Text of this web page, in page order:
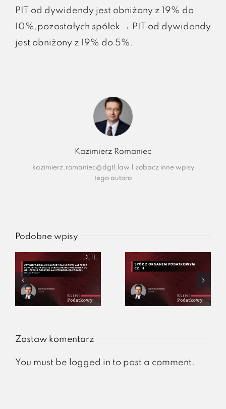
PIT od dywidendy jest obniżony z 19% do
10%,pozostałych spółek → PIT od dywidendy
jest obniżony z 19% do 5%.
Kazimierz Romaniec
kazimierz.romaniec@dgtl.law
zobacz inne wpisy
tego autora
Podobne wpisy
Zostaw komentarz
You must be logged in to post a comment.